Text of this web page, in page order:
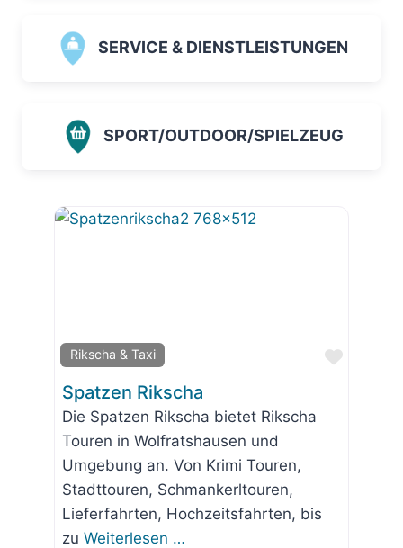
SERVICE & DIENSTLEISTUNGEN
SPORT/OUTDOOR/SPIELZEUG
Rikscha & Taxi
Favorit
Spatzen Rikscha
Die Spatzen Rikscha bietet Rikscha
Touren in Wolfratshausen und
Umgebung an. Von Krimi Touren,
Stadttouren, Schmankerltouren,
Lieferfahrten, Hochzeitsfahrten, bis
zu Weiterlesen …